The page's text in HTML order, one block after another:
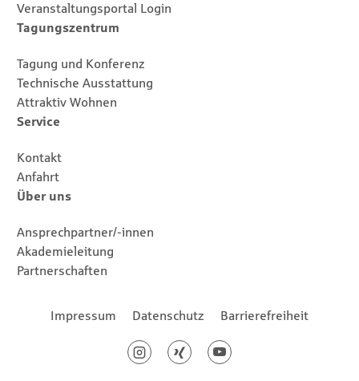
Veranstaltungsportal Login
Tagungszentrum
Tagung und Konferenz
Technische Ausstattung
Attraktiv Wohnen
Service
Kontakt
Anfahrt
Über uns
Ansprechpartner/-innen
Akademieleitung
Partnerschaften
Footernavigation
Impressum Datenschutz
Barrierefreiheit
InstagramXing Youtube